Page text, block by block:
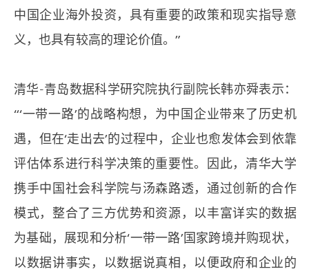
中国企业海外投资，具有重要的政策和现实指导意
义，也具有较高的理论价值。”
清华-青岛数据科学研究院执行副院长韩亦舜表示：
“‘一带一路’的战略构想，为中国企业带来了历史机
遇，但在‘走出去’的过程中，企业也愈发体会到依靠
评估体系进行科学决策的重要性。因此，清华大学
携手中国社会科学院与汤森路透，通过创新的合作
模式，整合了三方优势和资源，以丰富详实的数据
为基础，展现和分析‘一带一路’国家跨境并购现状，
以数据讲事实，以数据说真相，以便政府和企业的